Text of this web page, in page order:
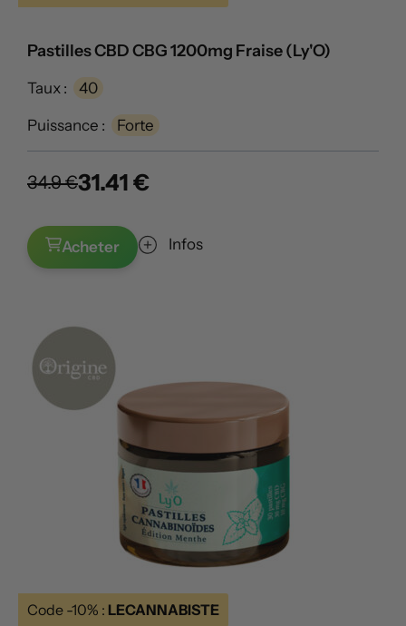
Pastilles CBD CBG 1200mg Fraise (Ly'O)
Taux : 40
Puissance : Forte
34.9 €31.41 €
Acheter Infos
Code -10% : LECANNABISTE